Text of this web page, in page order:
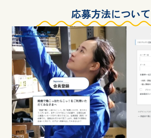
応募方法について